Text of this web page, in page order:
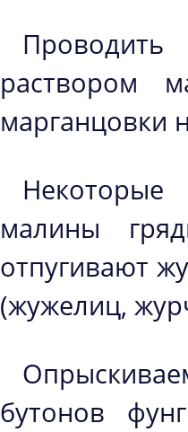
раствором
марганцовки
малины
отпугивают
(жужелиц,
бутонов